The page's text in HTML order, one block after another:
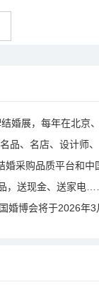
展，每年在北京
品、名店、设计
采购品质平台和
，送现金、送家电
婚博会将于2026年